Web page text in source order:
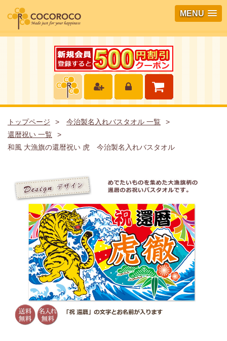
MENU
トップページ
今治製名入れバスタオル 一覧
還暦祝い 一覧
和風 大漁旗の還暦祝い 虎 今治製名入れバスタオル